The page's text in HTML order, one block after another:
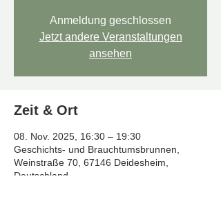
Anmeldung geschlossen
Jetzt andere Veranstaltungen
ansehen
Zeit & Ort
08. Nov. 2025, 16:30 – 19:30
Geschichts- und Brauchtumsbrunnen,
Weinstraße 70, 67146 Deidesheim,
Deutschland